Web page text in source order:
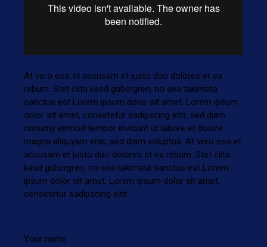
At vero eos et accusam et justo duo dolores et ea
rebum. Stet clita kasd gubergren, no sea takimata
sanctus est Lorem ipsum dolor sit amet. Lorem ipsum
dolor sit amet, consetetur sadipscing elitr, sed diam
nonumy eirmod tempor invidunt ut labore et dolore
magna aliquyam erat, sed diam voluptua. At vero eos et
accusam et justo duo dolores et ea rebum. Stet clita
kasd gubergren, no sea takimata sanctus est Lorem
ipsum dolor sit amet. Lorem ipsum dolor sit amet,
consetetur sadipscing elitr.